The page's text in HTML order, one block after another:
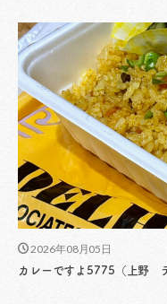
2026年08月05日
カレーですよ5775（上野